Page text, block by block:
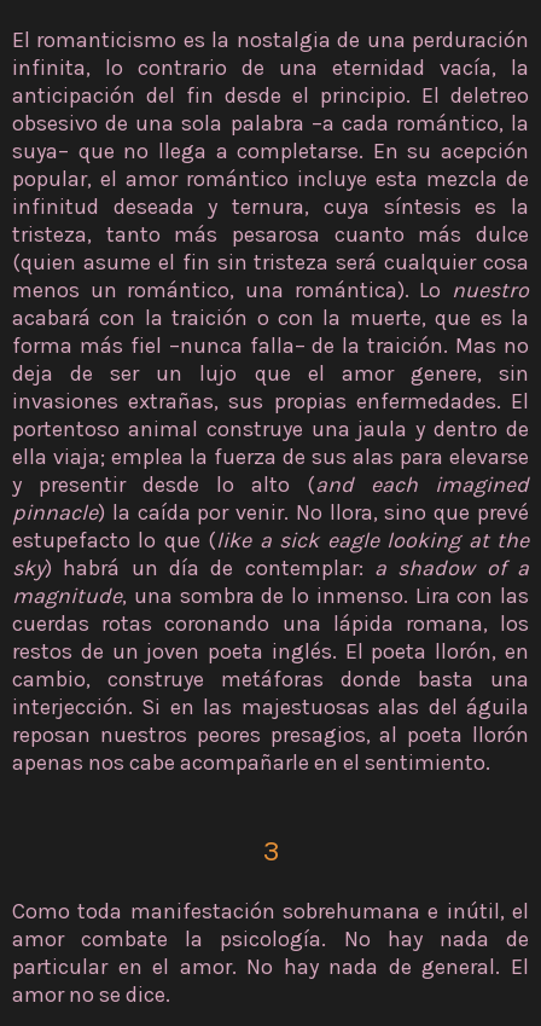
El romanticismo es la nostalgia de una perduración
infinita, lo contrario de una eternidad vacía, la
anticipación del fin desde el principio. El deletreo
obsesivo de una sola palabra –a cada romántico, la
suya– que no llega a completarse. En su acepción
popular, el amor romántico incluye esta mezcla de
infinitud deseada y ternura, cuya síntesis es la
tristeza, tanto más pesarosa cuanto más dulce
(quien asume el fin sin tristeza será cualquier cosa
menos un romántico, una romántica). Lo nuestro
acabará con la traición o con la muerte, que es la
forma más fiel –nunca falla– de la traición. Mas no
deja de ser un lujo que el amor genere, sin
invasiones extrañas, sus propias enfermedades. El
portentoso animal construye una jaula y dentro de
ella viaja; emplea la fuerza de sus alas para elevarse
y presentir desde lo alto (and each imagined
pinnacle) la caída por venir. No llora, sino que prevé
estupefacto lo que (like a sick eagle looking at the
sky) habrá un día de contemplar: a shadow of a
magnitude, una sombra de lo inmenso. Lira con las
cuerdas rotas coronando una lápida romana, los
restos de un joven poeta inglés. El poeta llorón, en
cambio, construye metáforas donde basta una
interjección. Si en las majestuosas alas del águila
reposan nuestros peores presagios, al poeta llorón
apenas nos cabe acompañarle en el sentimiento.
3
Como toda manifestación sobrehumana e inútil, el
amor combate la psicología. No hay nada de
particular en el amor. No hay nada de general. El
amor no se dice.